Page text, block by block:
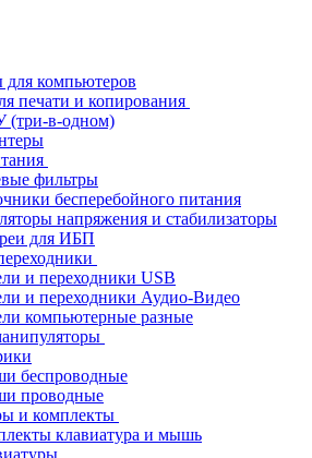
компьютеров
печати и копирования
в-одном)
фильтры
бесперебойного питания
напряжения и стабилизаторы
для ИБП
и переходники USB
и переходники Аудио-Видео
компьютерные разные
беспроводные
проводные
и комплекты
клавиатура и мышь